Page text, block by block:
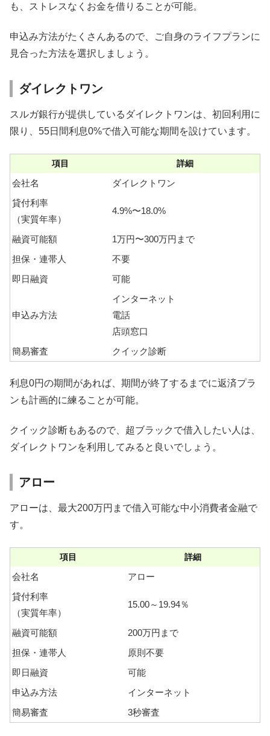
も、ストレスなくお金を借りることが可能。
申込み方法がたくさんあるので、ご自身のライフプランに
見合った方法を選択しましょう。
ダイレクトワン
スルガ銀行が提供しているダイレクトワンは、初回利用に
限り、55日間利息0%で借入可能な期間を設けています。
項目 詳細
会社名
ダイレクトワン
貸付利率
（実質年率）
4.9%〜18.0%
融資可能額
1万円〜300万円まで
担保・連帯人
不要
即日融資
可能
申込み方法
インターネット
電話
店頭窓口
簡易審査
クイック診断
利息0円の期間があれば、期間が終了するまでに返済プラ
ンも計画的に練ることが可能。
クイック診断もあるので、超ブラックで借入したい人は、
ダイレクトワンを利用してみると良いでしょう。
アロー
アローは、最大200万円まで借入可能な中小消費者金融で
す。
項目 詳細
会社名
アロー
貸付利率
（実質年率）
15.00～19.94％
融資可能額
200万円まで
担保・連帯人
原則不要
即日融資
可能
申込み方法
インターネット
簡易審査
3秒審査